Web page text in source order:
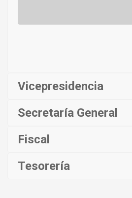
Vicepresidencia
Secretaría General
Fiscal
Tesorería